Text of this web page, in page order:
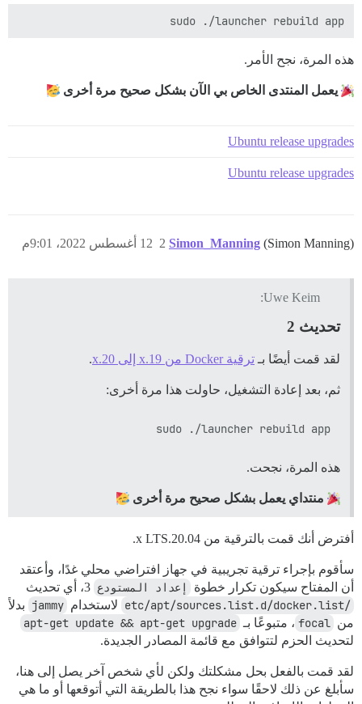
sudo ./launcher rebuild app
هذه المرة، نجح الأمر.
يعمل المنتدى الخاص بي الآن بشكل صحيح مرة أخرى
Ubuntu release upgrades
Ubuntu release upgrades
Simon_Manning (Simon Manning) 12 أغسطس 2022، 9:01م 2
Uwe Keim:
تحديث 2
لقد قمت أيضًا بـ ترقية Docker من 19.x إلى 20.x .
ثم، بعد إعادة التشغيل، حاولت هذا مرة أخرى:
sudo ./launcher rebuild app
هذه المرة، نجحت.
منتداي يعمل بشكل صحيح مرة أخرى
أفترض أنك قمت بالترقية من 20.04.x LTS.
سأقوم بإجراء ترقية تجريبية في جهاز افتراضي محلي غدًا، وأعتقد
أن المفتاح سيكون تكرار خطوة
إعداد المستودع
/etc/apt/sources.list.d/docker.list لاستخدام jammy بدلاً
من focal ، متبوعًا بـ apt-get update && apt-get upgrade
لتحديث الحزم لتتوافق مع قائمة المصادر الجديدة.
لقد قمت بالفعل بحل مشكلتك ولكن لأي شخص آخر يصل إلى هنا،
سأبلغ عن ذلك لاحقًا سواء نجح هذا بالطريقة التي أتوقعها أو ما هي